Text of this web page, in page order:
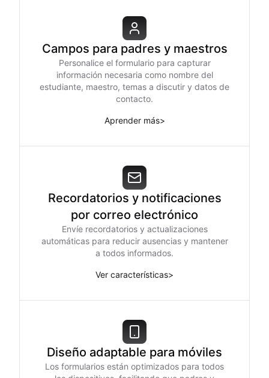
Campos para padres y maestros
Personalice el formulario para capturar
información necesaria como nombre del
estudiante, maestro, temas a discutir y datos de
contacto.
Aprender más>
Recordatorios y notificaciones
por correo electrónico
Envíe recordatorios y actualizaciones
automáticas para reducir ausencias y mantener
a todos informados.
Ver características>
Diseño adaptable para móviles
Los formularios están optimizados para todos